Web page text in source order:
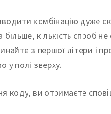
комбінацію дуже
кількість спроб
з першої літери і
у полі зверху.
коду, ви отримаєте